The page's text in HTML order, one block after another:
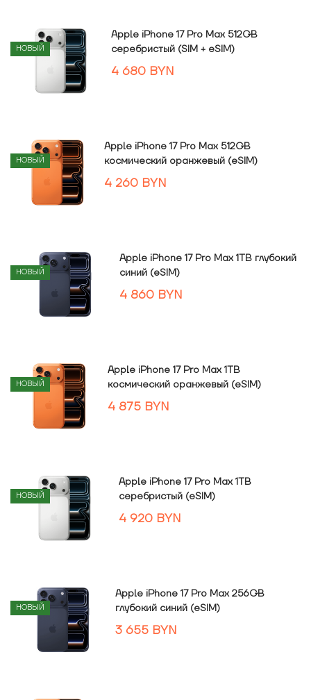
НОВЫЙ
Apple iPhone 17 Pro Max 512GB
серебристый (SIM + eSIM)
4 680 BYN
НОВЫЙ
Apple iPhone 17 Pro Max 512GB
космический оранжевый (eSIM)
4 260 BYN
НОВЫЙ
Apple iPhone 17 Pro Max 1TB глубокий
синий (eSIM)
4 860 BYN
НОВЫЙ
Apple iPhone 17 Pro Max 1TB
космический оранжевый (eSIM)
4 875 BYN
НОВЫЙ
Apple iPhone 17 Pro Max 1TB
серебристый (eSIM)
4 920 BYN
НОВЫЙ
Apple iPhone 17 Pro Max 256GB
глубокий синий (eSIM)
3 655 BYN